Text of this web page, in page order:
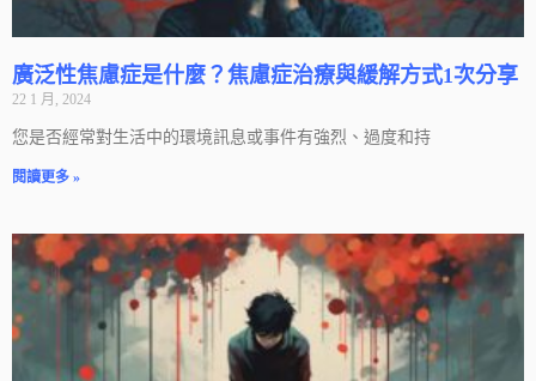
廣泛性焦慮症是什麼？焦慮症治療與緩解方式1次分享
22 1 月, 2024
您是否經常對生活中的環境訊息或事件有強烈、過度和持
閱讀更多 »